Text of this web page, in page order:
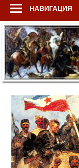
НАВИГАЦИЯ